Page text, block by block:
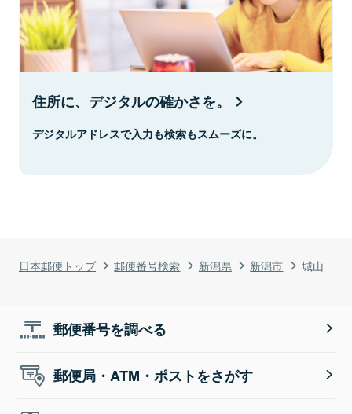
日本郵便トップ 郵便番号検索 新潟県 新潟市 城山
住所に、デジタルの確かさを。
デジタルアドレスで入力も検索もスムーズに。
郵便番号を調べる
郵便局・ATM・ポストをさがす